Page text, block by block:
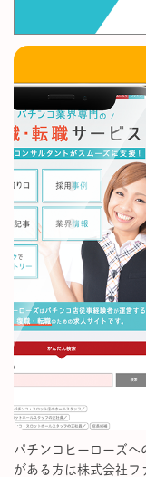
パチンコヒーローズへ
がある方は株式会社フ